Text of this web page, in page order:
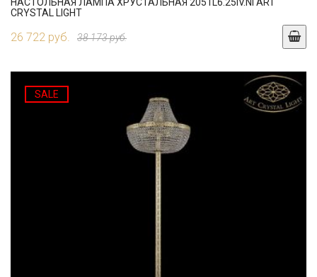
CRYSTAL LIGHT
26 722 руб. 38 173 руб.
SALE